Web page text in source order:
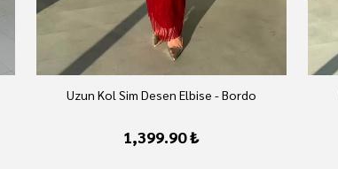
Uzun Kol Sim Desen Elbise - Bordo
1,399.90 ₺